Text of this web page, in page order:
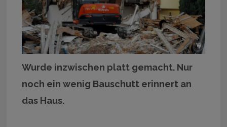
Wurde inzwischen platt gemacht. Nur
noch ein wenig Bauschutt erinnert an
das Haus.